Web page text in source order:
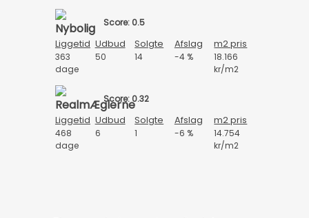
Score: 0.5
Liggetid Udbud Solgte Afslag m2 pris
363
dage
50 14 -4 %
18.166
kr/m2
Score: 0.32
Liggetid Udbud Solgte Afslag m2 pris
468
dage
6 1 -6 %
14.754
kr/m2